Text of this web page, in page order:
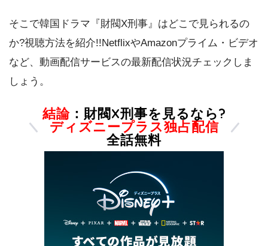
そこで韓国ドラマ『財閥X刑事』はどこで見られるの
か?視聴方法を紹介!!NetflixやAmazonプライム・ビデオ
など、動画配信サービスの最新配信状況チェックしま
しょう。
結論：財閥X刑事を見るなら?
ディズニープラス独占配信
全話無料